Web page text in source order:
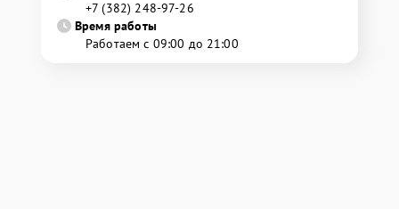
+7 (382) 248-97-26
Время работы
Работаем с 09:00 до 21:00